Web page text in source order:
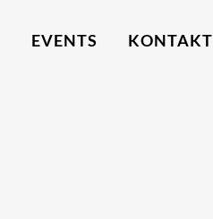
EVENTS KONTAKT